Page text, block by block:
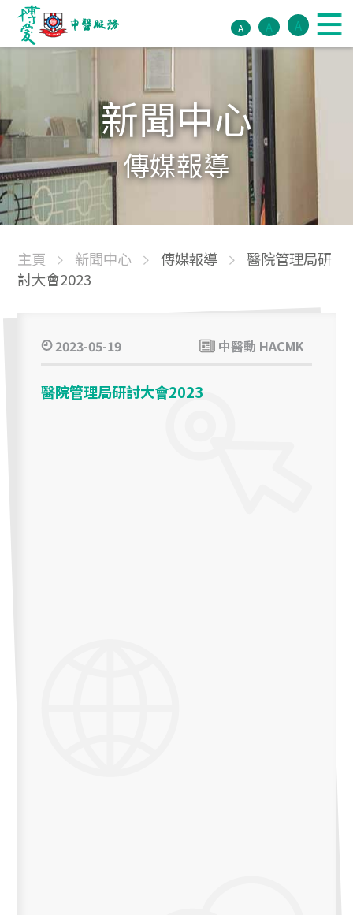
A A A
新聞中心
傳媒報導
主頁 新聞中心 傳媒報導
醫院管理局研
討大會2023
2023-05-19 中醫動 HACMK
醫院管理局研討大會2023